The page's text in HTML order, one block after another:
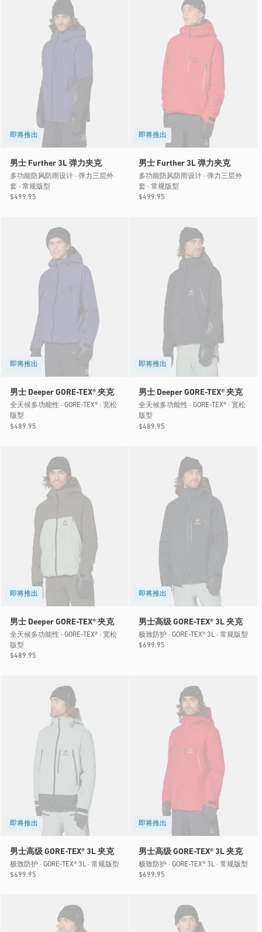
即将推出
男士 Further 3L 弹力夹克
多功能防风防雨设计 · 弹力三层外
套 · 常规版型
常
$499.95
即将推出
男士 Further 3L 弹力夹克
多功能防风防雨设计 · 弹力三层外
套 · 常规版型
常
$499.95
即将推出
男士 Deeper GORE-TEX® 夹克
全天候多功能性 · GORE-TEX® · 宽松
版型
常
$489.95
即将推出
男士 Deeper GORE-TEX® 夹克
全天候多功能性 · GORE-TEX® · 宽松
版型
常
$489.95
即将推出
男士 Deeper GORE-TEX® 夹克
全天候多功能性 · GORE-TEX® · 宽松
版型
常
$489.95
即将推出
男士高级 GORE-TEX® 3L 夹克
极致防护 · GORE-TEX® 3L · 常规版型
常
$699.95
即将推出
男士高级 GORE-TEX® 3L 夹克
极致防护 · GORE-TEX® 3L · 常规版型
常
$699.95
即将推出
男士高级 GORE-TEX® 3L 夹克
极致防护 · GORE-TEX® 3L · 常规版型
常
$699.95